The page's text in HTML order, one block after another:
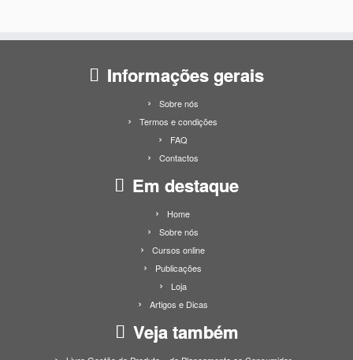
Informações gerais
Sobre nós
Termos e condições
FAQ
Contactos
Em destaque
Home
Sobre nós
Cursos online
Publicações
Loja
Artigos e Dicas
Veja também